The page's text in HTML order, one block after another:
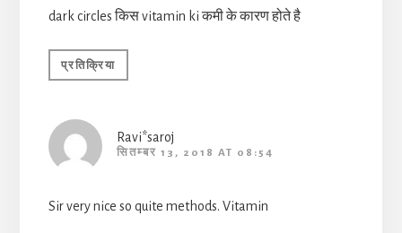
dark circles किस vitamin ki कमी के कारण होते है
प्रतिक्रिया
Ravi*saroj
सितम्बर 13, 2018 AT 08:54
Sir very nice so quite methods. Vitamin